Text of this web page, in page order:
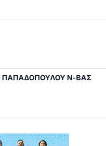
ΠΑΠΑΔΟΠΟΥΛΟΥ Ν-ΒΑΣ